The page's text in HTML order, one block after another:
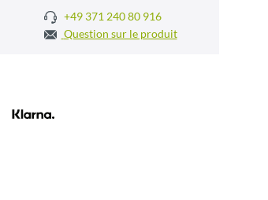
+49 371 240 80 916
Question sur le produit